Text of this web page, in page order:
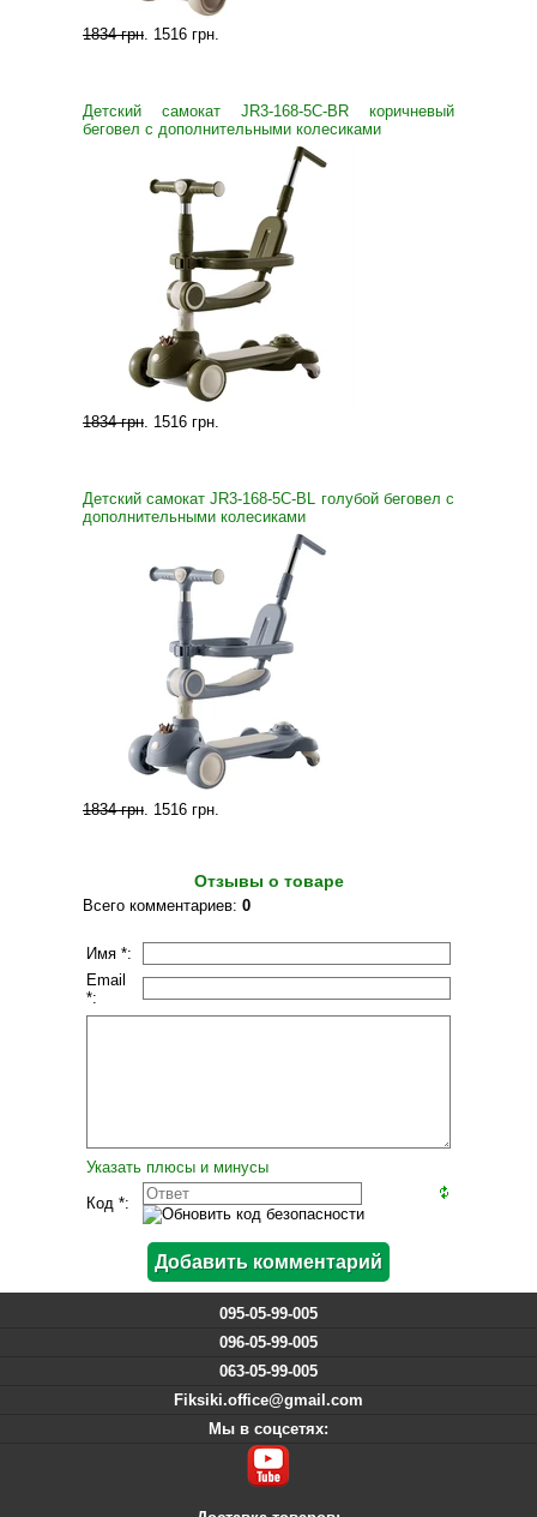
1834 грн. 1516 грн.
Детский самокат JR3-168-5С-BR коричневый
беговел с дополнительными колесиками
1834 грн. 1516 грн.
Детский самокат JR3-168-5С-BL голубой беговел с
дополнительными колесиками
1834 грн. 1516 грн.
Отзывы о товаре
Всего комментариев: 0
Имя *:
Email
*:
Указать плюсы и минусы
Код *:
095-05-99-005
096-05-99-005
063-05-99-005
Fiksiki.office@gmail.com
Мы в соцсетях: